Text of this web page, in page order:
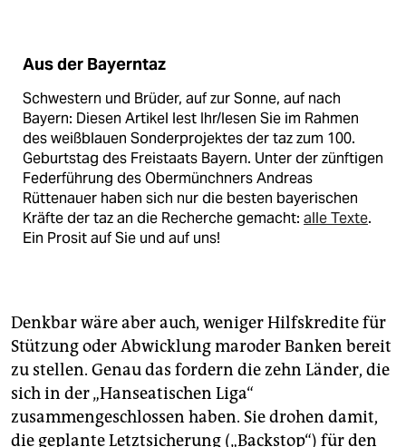
Aus der Bayerntaz
Schwestern und Brüder, auf zur Sonne, auf nach
Bayern: Diesen Artikel lest Ihr/lesen Sie im Rahmen
des weißblauen Sonderprojektes der taz zum 100.
Geburtstag des Freistaats Bayern. Unter der zünftigen
Federführung des Obermünchners Andreas
Rüttenauer haben sich nur die besten bayerischen
Kräfte der taz an die Recherche gemacht: alle Texte.
Ein Prosit auf Sie und auf uns!
Denkbar wäre aber auch, weniger Hilfskredite für
Stützung oder Abwicklung maroder Banken bereit
zu stellen. Genau das fordern die zehn Länder, die
sich in der „Hanseatischen Liga“
zusammengeschlossen haben. Sie drohen damit,
die geplante Letztsicherung („Backstop“) für den